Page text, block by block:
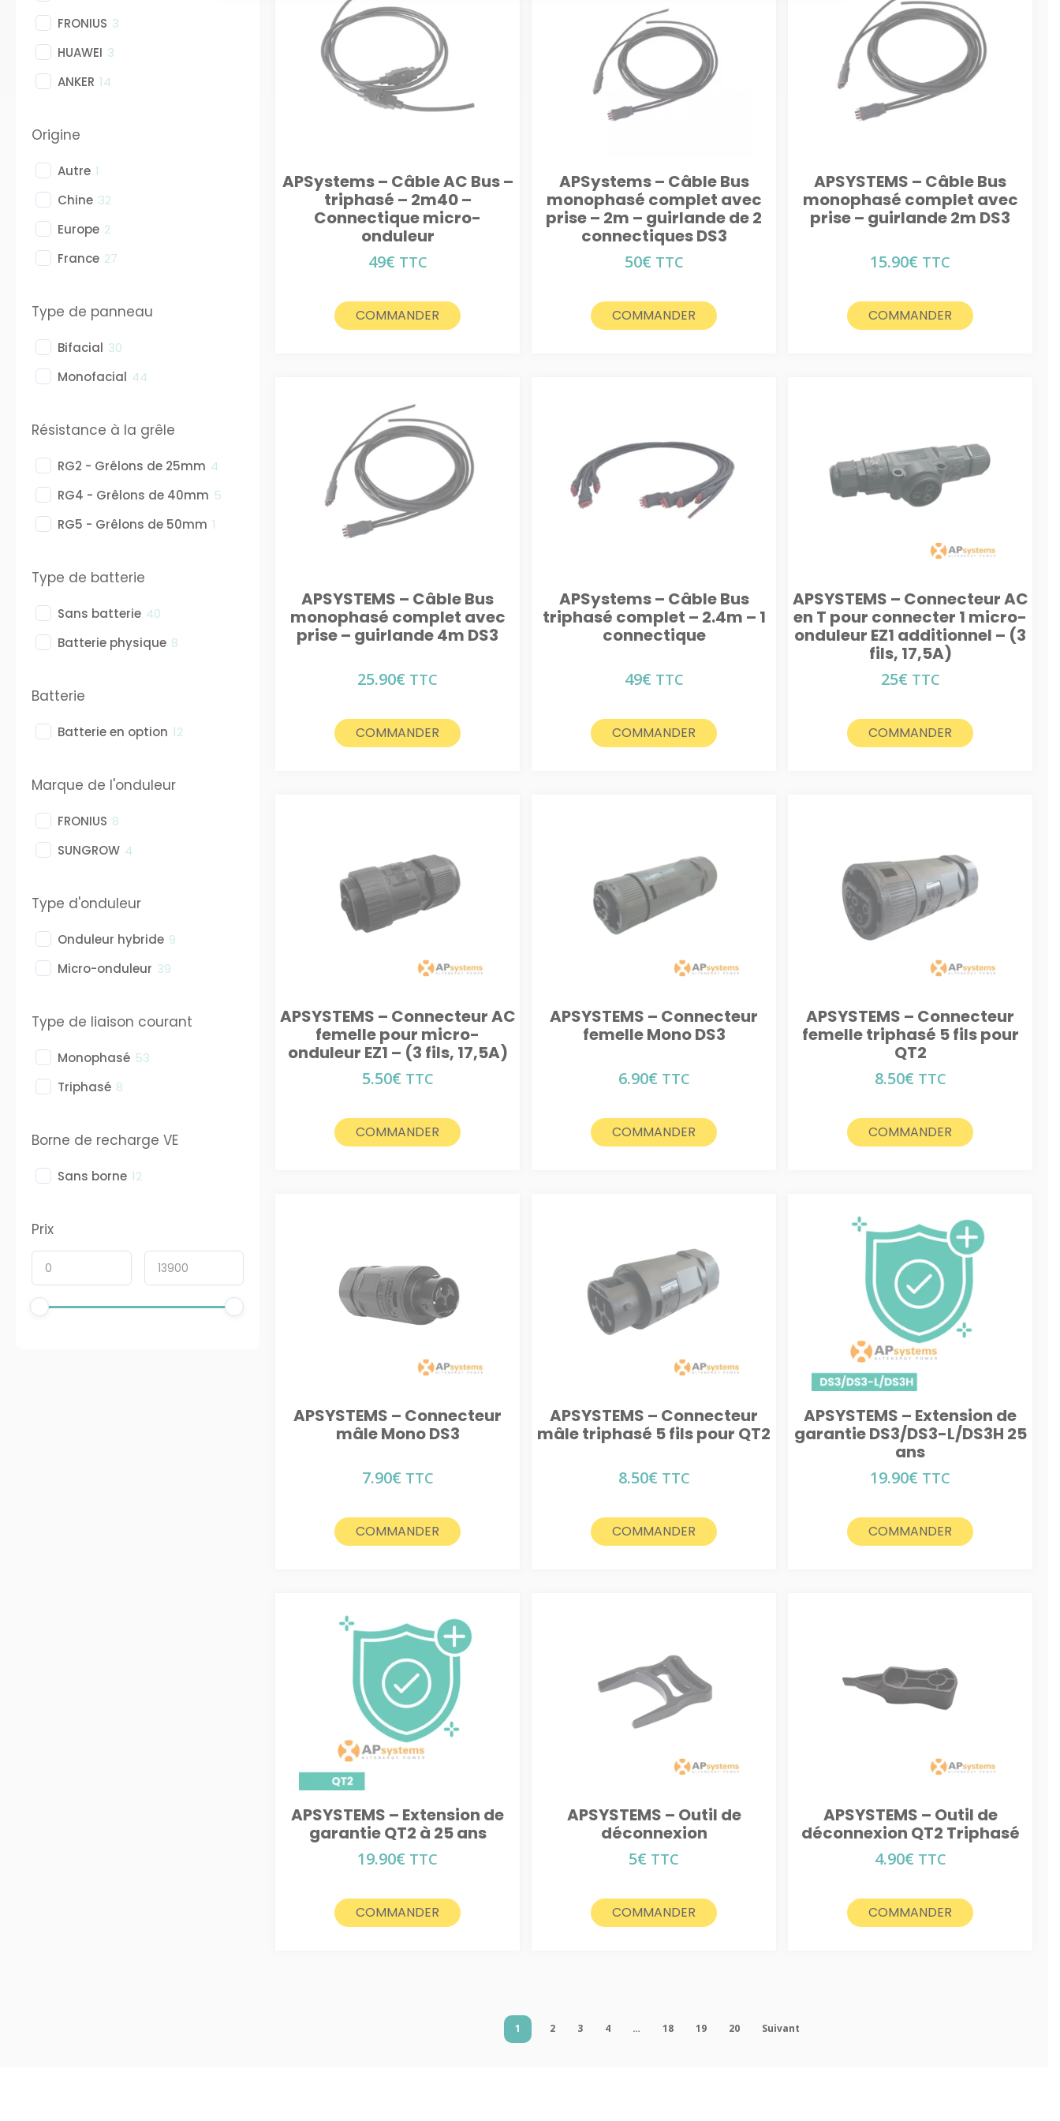
FRONIUS 3
HUAWEI 3
ANKER 14
Origine
Autre 1
Chine 32
Europe 2
France 27
Type de panneau
Bifacial 30
Monofacial 44
Résistance à la grêle
RG2 - Grêlons de 25mm 4
RG4 - Grêlons de 40mm 5
RG5 - Grêlons de 50mm 1
Type de batterie
Sans batterie 40
Batterie physique 8
Batterie
Batterie en option 12
Marque de l'onduleur
FRONIUS 8
SUNGROW 4
Type d'onduleur
Onduleur hybride 9
Micro-onduleur 39
Type de liaison courant
Monophasé 53
Triphasé 8
Borne de recharge VE
Sans borne 12
Prix
APSystems – Câble AC Bus –
triphasé – 2m40 –
Connectique micro-
onduleur
49€ TTC
COMMANDER
APSystems – Câble Bus
monophasé complet avec
prise – 2m – guirlande de 2
connectiques DS3
50€ TTC
COMMANDER
APSYSTEMS – Câble Bus
monophasé complet avec
prise – guirlande 2m DS3
15.90€ TTC
COMMANDER
APSYSTEMS – Câble Bus
monophasé complet avec
prise – guirlande 4m DS3
25.90€ TTC
COMMANDER
APSystems – Câble Bus
triphasé complet – 2.4m – 1
connectique
49€ TTC
COMMANDER
APSYSTEMS – Connecteur AC
en T pour connecter 1 micro-
onduleur EZ1 additionnel – (3
fils, 17,5A)
25€ TTC
COMMANDER
APSYSTEMS – Connecteur AC
femelle pour micro-
onduleur EZ1 – (3 fils, 17,5A)
5.50€ TTC
COMMANDER
APSYSTEMS – Connecteur
femelle Mono DS3
6.90€ TTC
COMMANDER
APSYSTEMS – Connecteur
femelle triphasé 5 fils pour
QT2
8.50€ TTC
COMMANDER
APSYSTEMS – Connecteur
mâle Mono DS3
7.90€ TTC
COMMANDER
APSYSTEMS – Connecteur
mâle triphasé 5 fils pour QT2
8.50€ TTC
COMMANDER
APSYSTEMS – Extension de
garantie DS3/DS3-L/DS3H 25
ans
19.90€ TTC
COMMANDER
APSYSTEMS – Extension de
garantie QT2 à 25 ans
19.90€ TTC
COMMANDER
APSYSTEMS – Outil de
déconnexion
5€ TTC
COMMANDER
APSYSTEMS – Outil de
déconnexion QT2 Triphasé
4.90€ TTC
COMMANDER
1 2 3 4 … 18 19 20 Suivant